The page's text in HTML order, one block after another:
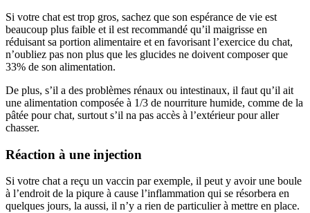
Si votre chat est trop gros, sachez que son espérance de vie est
beaucoup plus faible et il est recommandé qu’il maigrisse en
réduisant sa portion alimentaire et en favorisant l’exercice du chat,
n’oubliez pas non plus que les glucides ne doivent composer que
33% de son alimentation.
De plus, s’il a des problèmes rénaux ou intestinaux, il faut qu’il ait
une alimentation composée à 1/3 de nourriture humide, comme de la
pâtée pour chat, surtout s’il na pas accès à l’extérieur pour aller
chasser.
Réaction à une injection
Si votre chat a reçu un vaccin par exemple, il peut y avoir une boule
à l’endroit de la piqure à cause l’inflammation qui se résorbera en
quelques jours, la aussi, il n’y a rien de particulier à mettre en place.